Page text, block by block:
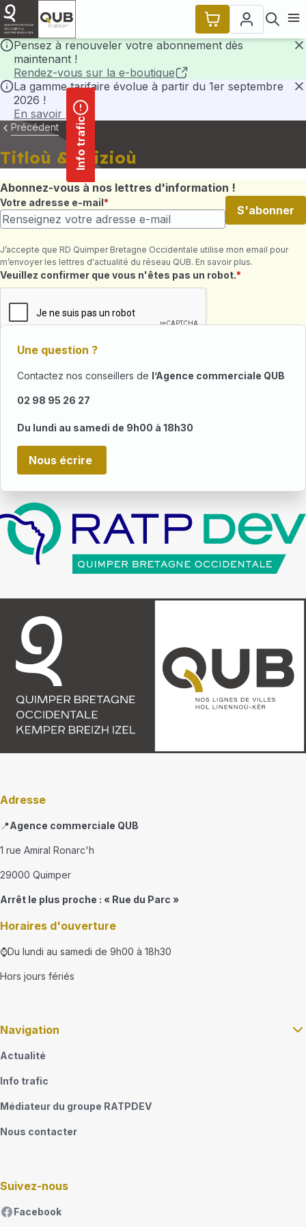
principal
Pensez à renouveler votre abonnement dès
maintenant !
Rendez-vous sur la e-boutique
La gamme tarifaire évolue à partir du 1er septembre
2026 !
En savoir plus
Info trafic
Précédent
Titloù & prizioù
Abonnez-vous à nos lettres d'information !
Votre adresse e-mail
S'abonner
J’accepte que RD Quimper Bretagne Occidentale utilise mon email pour
m’envoyer les lettres d'actualité du réseau QUB. En savoir plus.
Champ requis
Veuillez confirmer que vous n'êtes pas un robot.
Une question ?
Contactez nos conseillers de l’Agence commerciale QUB
02 98 95 26 27
Du lundi au samedi de 9h00 à 18h30
Nous écrire
Adresse
📍Agence commerciale QUB
1 rue Amiral Ronarc'h
29000 Quimper
Arrêt le plus proche : « Rue du Parc »
Horaires d'ouverture
⌚Du lundi au samedi de 9h00 à 18h30
Hors jours fériés
Navigation
Actualité
Info trafic
Médiateur du groupe RATPDEV
Nous contacter
Suivez-nous
Facebook
Panneau de gestion des cookies